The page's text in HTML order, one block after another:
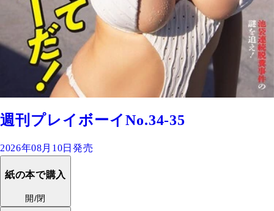
週刊プレイボーイNo.34-35
2026年08月10日発売
紙の本で購入
開/閉